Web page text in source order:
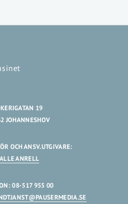
19
JOHANNESHOV
OCH ANSV.UTGIVARE:
ANRELL
08-517 955 00